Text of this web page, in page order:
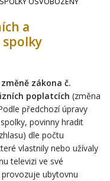
a
spolky
zákona č.
poplatcích (změna
předchozí úpravy
povinny hradit
dle počtu
vlastnily nebo užívaly
televizi ve své
ubytovnu